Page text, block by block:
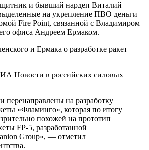
и бывший нардеп Виталий
на укрепление ПВО деньги
Fire Point, связанной с Владимиром
офиса Андреем Ермаком.
Новости в российских силовых
перенаправлены на разработку
«Фламинго», которая по итогу
похожей на прототип
FP-5, разработанной
Group», — отметил